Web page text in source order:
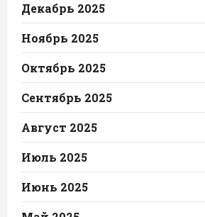
Декабрь 2025
Ноябрь 2025
Октябрь 2025
Сентябрь 2025
Август 2025
Июль 2025
Июнь 2025